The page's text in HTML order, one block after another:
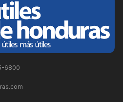
6800